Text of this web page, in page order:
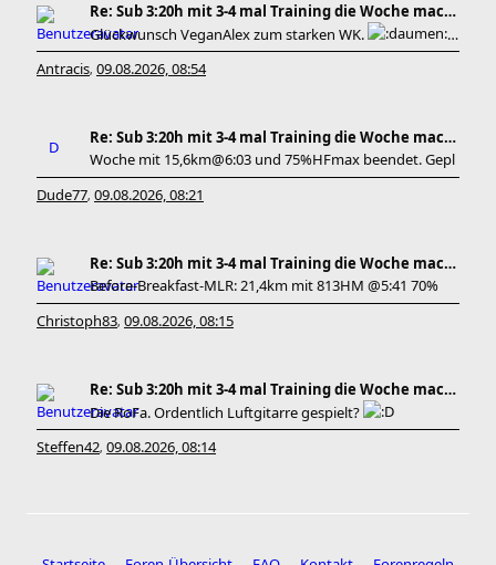
Re: Sub 3:20h mit 3-4 mal Training die Woche machb
Glückwunsch VeganAlex zum starken WK.
Be
Antracis, 09.08.2026, 08:54
Re: Sub 3:20h mit 3-4 mal Training die Woche machb
Woche mit 15,6km@6:03 und 75%HFmax beendet. Gepl
Dude77, 09.08.2026, 08:21
Re: Sub 3:20h mit 3-4 mal Training die Woche machb
Before-Breakfast-MLR: 21,4km mit 813HM @5:41 70%
Christoph83, 09.08.2026, 08:15
Re: Sub 3:20h mit 3-4 mal Training die Woche machb
Die RoFa. Ordentlich Luftgitarre gespielt?
Steffen42, 09.08.2026, 08:14